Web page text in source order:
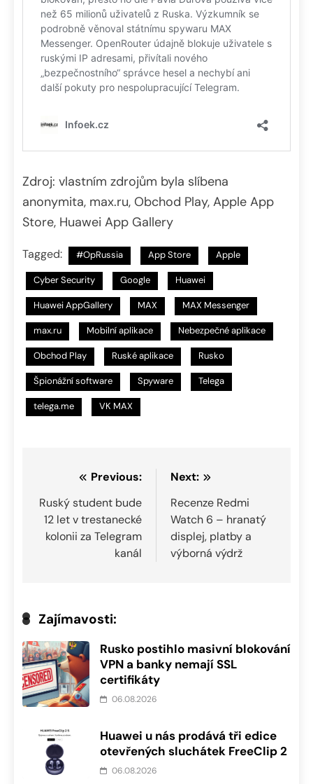
Zdroj: vlastním zdrojům byla slíbena
anonymita, max.ru, Obchod Play, Apple App
Store, Huawei App Gallery
Tagged: #OpRussia App Store Apple
Cyber Security Google Huawei
Huawei AppGallery MAX MAX Messenger
max.ru Mobilní aplikace Nebezpečné aplikace
Obchod Play Ruské aplikace Rusko
Špionážní software Spyware Telega
telega.me VK MAX
Navigace
pro
příspěvek
Previous:
Ruský student bude
12 let v trestanecké
kolonii za Telegram
kanál
Next:
Recenze Redmi
Watch 6 – hranatý
displej, platby a
výborná výdrž
Zajímavosti:
Rusko postihlo masivní blokování
VPN a banky nemají SSL
certifikáty
06.08.2026
Huawei u nás prodává tři edice
otevřených sluchátek FreeClip 2
06.08.2026